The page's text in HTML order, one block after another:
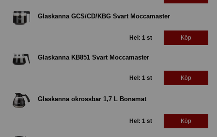
Glaskanna GCS/CD/KBG Svart Moccamaster
Hel: 1 st Köp
Glaskanna KB851 Svart Moccamaster
Hel: 1 st Köp
Glaskanna okrossbar 1,7 L Bonamat
Hel: 1 st Köp